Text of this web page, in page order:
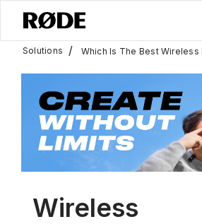
Solutions / Which Is The Best Wireless
Wireless